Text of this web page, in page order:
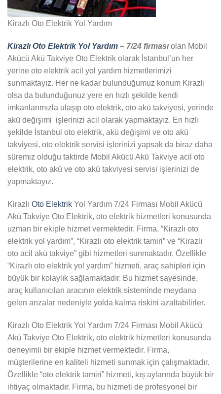
Kirazlı Oto Elektrik Yol Yardım
Kirazlı Oto Elektrik Yol Yardım – 7/24 firması olan Mobil
Akücü Akü Takviye Oto Elektrik olarak İstanbul’un her
yerine oto elektrik acil yol yardım hizmetlerimizi
sunmaktayız. Her ne kadar bulunduğumuz konum Kirazlı
olsa da bulunduğunuz yere en hızlı şekilde kendi
imkanlarımızla ulaşıp oto elektrik, oto akü takviyesi, yerinde
akü değişimi işlerinizi acil olarak yapmaktayız. En hızlı
şekilde İstanbul oto elektrik, akü değişimi ve oto akü
takviyesi, oto elektrik servisi işlerinizi yapsak da biraz daha
süremiz olduğu taktirde Mobil Akücü Akü Takviye acil oto
elektrik, oto akü ve oto akü takviyesi servisi işlerinizi de
yapmaktayız.
Kirazlı Oto Elektrik Yol Yardım 7/24 Firması Mobil Akücü
Akü Takviye Oto Elektrik, oto elektrik hizmetleri konusunda
uzman bir ekiple hizmet vermektedir. Firma, “Kirazlı oto
elektrik yol yardım”, “Kirazlı oto elektrik tamiri” ve “Kirazlı
oto acil akü takviye” gibi hizmetleri sunmaktadır. Özellikle
“Kirazlı oto elektrik yol yardım” hizmeti, araç sahipleri için
büyük bir kolaylık sağlamaktadır. Bu hizmet sayesinde,
araç kullanıcıları aracının elektrik sisteminde meydana
gelen arızalar nedeniyle yolda kalma riskini azaltabilirler.
Kirazlı Oto Elektrik Yol Yardım 7/24 Firması Mobil Akücü
Akü Takviye Oto Elektrik, oto elektrik hizmetleri konusunda
deneyimli bir ekiple hizmet vermektedir. Firma,
müşterilerine en kaliteli hizmeti sunmak için çalışmaktadır.
Özellikle “oto elektrik tamiri” hizmeti, kış aylarında büyük bir
ihtiyaç olmaktadır. Firma, bu hizmeti de profesyonel bir